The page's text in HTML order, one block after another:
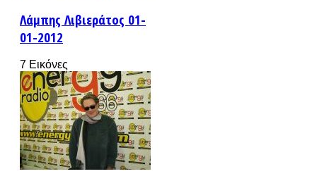
Λάμπης Λιβιεράτος 01-
01-2012
7 Εικόνες